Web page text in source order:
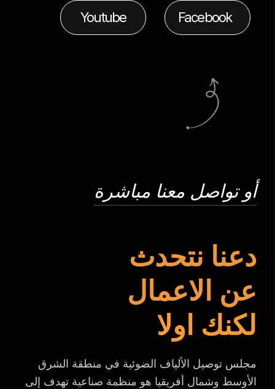
Facebook
Youtube
أو تواصل معنا مباشرة
دعنا نتحدث
عن الاعمال
لكنك اولا
مجلس توصيل الألياف الضوئية في منطقة الشرق
الأوسط وشمال أفريقيا هو منظمة صناعية تهدف إلى